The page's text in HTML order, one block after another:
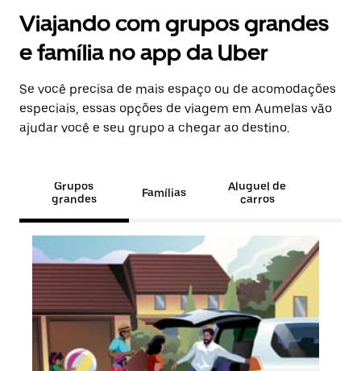
Viajando com grupos grandes
e família no app da Uber
Se você precisa de mais espaço ou de acomodações
especiais, essas opções de viagem em Aumelas vão
ajudar você e seu grupo a chegar ao destino.
Grupos
grandes
Famílias
Aluguel de
carros